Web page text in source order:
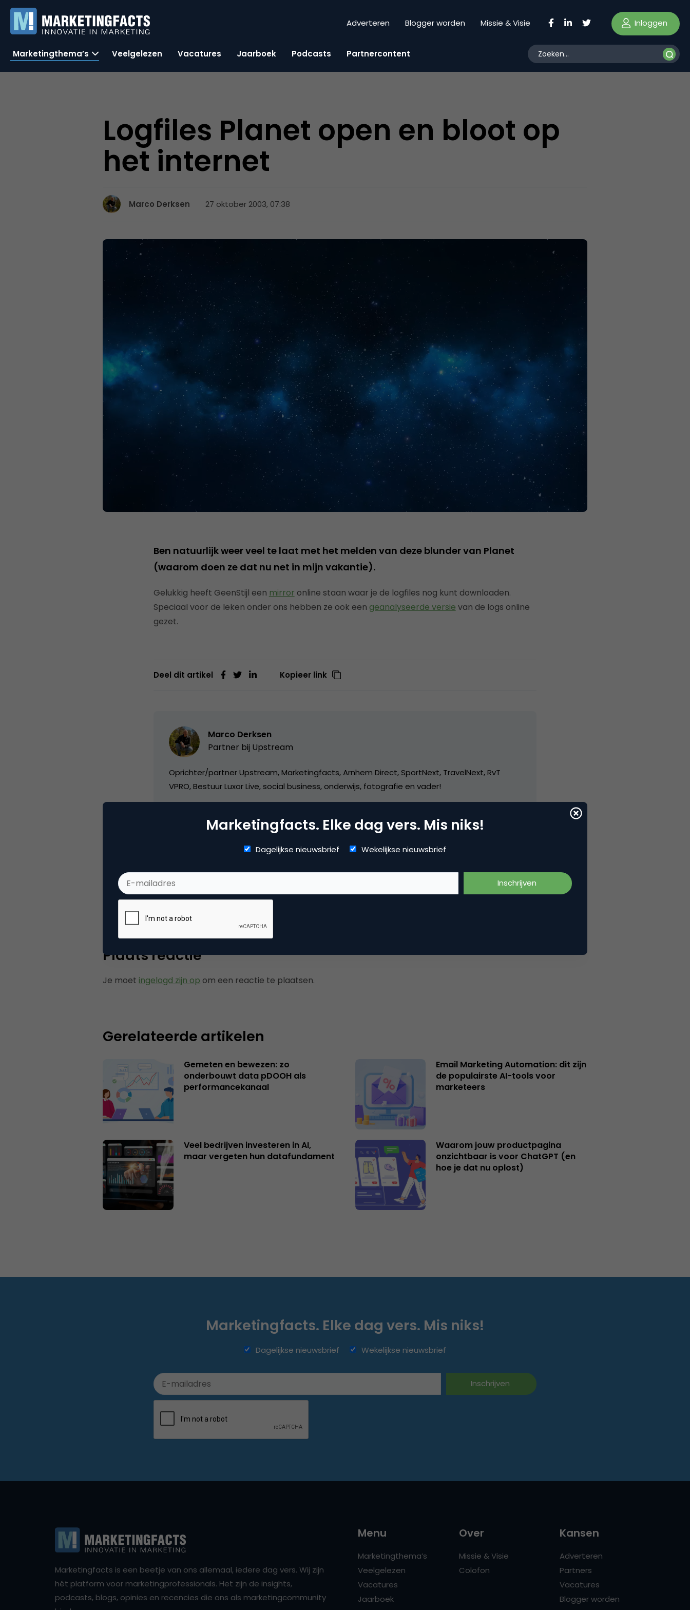
Adverteren Blogger worden Missie & Visie Inloggen
Marketingthema’s Veelgelezen Vacatures Jaarboek Podcasts Partnercontent
Logfiles Planet open en bloot op
het internet
Marco Derksen 27 oktober 2003, 07:38
Ben natuurlijk weer veel te laat met het melden van deze blunder van Planet
(waarom doen ze dat nu net in mijn vakantie).
Gelukkig heeft GeenStijl een mirror online staan waar je de logfiles nog kunt downloaden.
Speciaal voor de leken onder ons hebben ze ook een geanalyseerde versie van de logs online
gezet.
Deel dit artikel Kopieer link
Marco Derksen
Partner bij Upstream
Oprichter/partner Upstream, Marketingfacts, Arnhem Direct, SportNext, TravelNext, RvT
VPRO, Bestuur Luxor Live, social business, onderwijs, fotografie en vader!
Tags web analytics
Plaats reactie
Je moet ingelogd zijn op om een reactie te plaatsen.
Gerelateerde artikelen
Gemeten en bewezen: zo
onderbouwt data pDOOH als
performancekanaal
Email Marketing Automation: dit zijn
de populairste AI-tools voor
marketeers
Veel bedrijven investeren in AI,
maar vergeten hun datafundament
Waarom jouw productpagina
onzichtbaar is voor ChatGPT (en
hoe je dat nu oplost)
Marketingfacts. Elke dag vers. Mis niks!
Dagelijkse nieuwsbrief Wekelijkse nieuwsbrief
Marketingfacts. Elke dag vers. Mis niks!
Dagelijkse nieuwsbrief Wekelijkse nieuwsbrief
Marketingfacts is een beetje van ons allemaal, iedere dag vers. Wij zijn
hét platform voor marketingprofessionals. Het zijn de insights,
podcasts, blogs, opinies en recencies die ons als marketingcommunity
Menu
Marketingthema’s
Veelgelezen
Vacatures
Jaarboek
Over
Missie & Visie
Colofon
Kansen
Adverteren
Partners
Vacatures
Blogger worden